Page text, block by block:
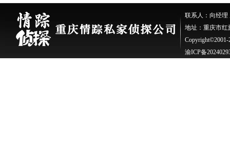
联系人：向经理
地址：重庆市红
Copyright©2001-
渝ICP备